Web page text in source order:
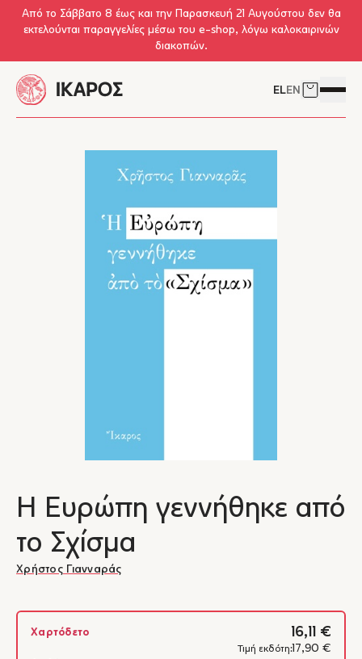
Skip to main content
Από το Σάββατο 8 έως και την Παρασκευή 21 Αυγούστου δεν θα
εκτελούνται παραγγελίες μέσω του e-shop, λόγω καλοκαιρινών
διακοπών.
ELEN Δείτε το
Η Ευρώπη γεννήθηκε από
το Σχίσμα
Χρήστος Γιανναράς
Χαρτόδετο 16,11 €
Τιμή εκδότη: 17,90 €